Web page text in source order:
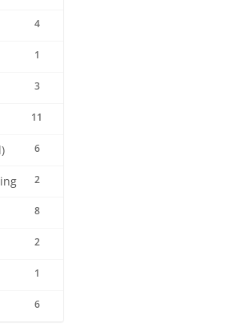
4
1
3
11
6
2
8
2
1
6